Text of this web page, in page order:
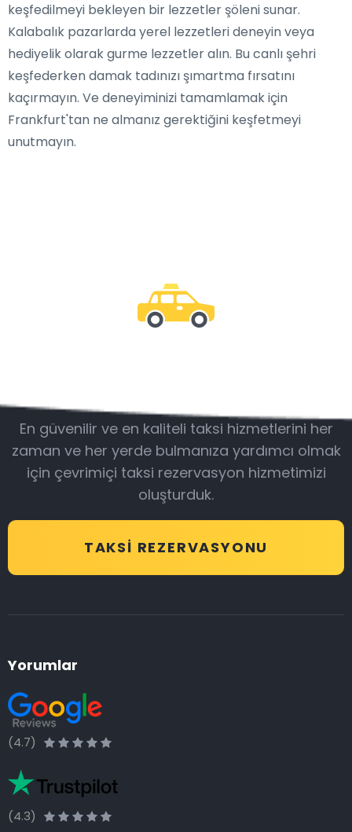
keşfedilmeyi bekleyen bir lezzetler şöleni sunar.
Kalabalık pazarlarda yerel lezzetleri deneyin veya
hediyelik olarak gurme lezzetler alın. Bu canlı şehri
keşfederken damak tadınızı şımartma fırsatını
kaçırmayın. Ve deneyiminizi tamamlamak için
Frankfurt'tan ne almanız gerektiğini keşfetmeyi
unutmayın.
En güvenilir ve en kaliteli taksi hizmetlerini her
zaman ve her yerde bulmanıza yardımcı olmak
için çevrimiçi taksi rezervasyon hizmetimizi
oluşturduk.
TAKSI REZERVASYONU
Yorumlar
(4.7)
(4.3)